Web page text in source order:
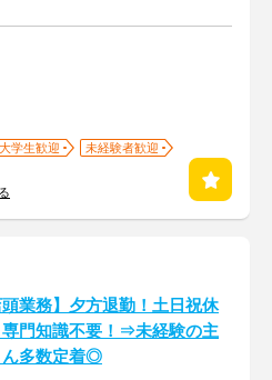
大学生歓迎
未経験者歓迎
頭業務】夕方退勤！土日祝休
門知識不要！⇒未経験の主
ん多数定着◎